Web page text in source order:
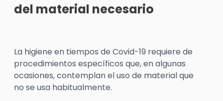
del material necesario
La higiene en tiempos de Covid-19 requiere de
procedimientos específicos que, en algunas
ocasiones, contemplan el uso de material que
no se usa habitualmente.